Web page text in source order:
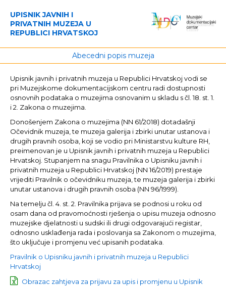
UPISNIK JAVNIH I
PRIVATNIH MUZEJA U
REPUBLICI HRVATSKOJ
Abecedni popis muzeja
Upisnik javnih i privatnih muzeja u Republici Hrvatskoj vodi se
pri Muzejskome dokumentacijskom centru radi dostupnosti
osnovnih podataka o muzejima osnovanim u skladu s čl. 18. st. 1.
i 2. Zakona o muzejima.
Donošenjem Zakona o muzejima (NN 61/2018) dotadašnji
Očevidnik muzeja, te muzeja galerija i zbirki unutar ustanova i
drugih pravnih osoba, koji se vodio pri Ministarstvu kulture RH,
preimenovan je u Upisnik javnih i privatnih muzeja u Republici
Hrvatskoj. Stupanjem na snagu Pravilnika o Upisniku javnih i
privatnih muzeja u Republici Hrvatskoj (NN 16/2019) prestaje
vrijediti Pravilnik o očevidniku muzeja, te muzeja galerija i zbirki
unutar ustanova i drugih pravnih osoba (NN 96/1999).
Na temelju čl. 4. st. 2. Pravilnika prijava se podnosi u roku od
osam dana od pravomoćnosti rješenja o upisu muzeja odnosno
muzejske djelatnosti u sudski ili drugi odgovarajući registar,
odnosno usklađenja rada i poslovanja sa Zakonom o muzejima,
što uključuje i promjenu već upisanih podataka.
Pravilnik o Upisniku javnih i privatnih muzeja u Republici
Hrvatskoj
Obrazac zahtjeva za prijavu za upis i promjenu u Upisnik